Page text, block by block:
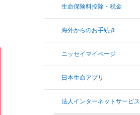
生命保険料控除・税金
海外からのお手続き
ニッセイマイページ
日本生命アプリ
法人インターネットサービス